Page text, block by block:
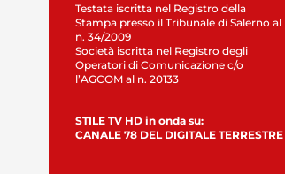
Testata iscritta nel Registro della
Stampa presso il Tribunale di Salerno al
n. 34/2009
Società iscritta nel Registro degli
Operatori di Comunicazione c/o
l’AGCOM al n. 20133
STILE TV HD in onda su:
CANALE 78 DEL DIGITALE TERRESTRE